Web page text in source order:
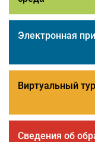
Электронная
Виртуальный тур
Сведения об